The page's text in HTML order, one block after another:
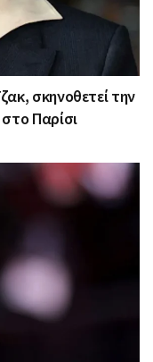
σκηνοθετεί την
Παρίσι